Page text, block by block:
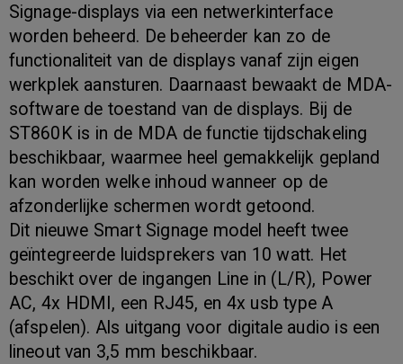
Signage-displays via een netwerkinterface
worden beheerd. De beheerder kan zo de
functionaliteit van de displays vanaf zijn eigen
werkplek aansturen. Daarnaast bewaakt de MDA-
software de toestand van de displays. Bij de
ST860K is in de MDA de functie tijdschakeling
beschikbaar, waarmee heel gemakkelijk gepland
kan worden welke inhoud wanneer op de
afzonderlijke schermen wordt getoond.
Dit nieuwe Smart Signage model heeft twee
geïntegreerde luidsprekers van 10 watt. Het
beschikt over de ingangen Line in (L/R), Power
AC, 4x HDMI, een RJ45, en 4x usb type A
(afspelen). Als uitgang voor digitale audio is een
lineout van 3,5 mm beschikbaar.